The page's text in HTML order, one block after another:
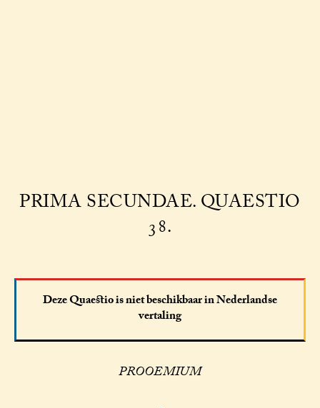
PRIMA SECUNDAE. QUAESTIO
38.
Deze Quaestio is niet beschikbaar in Nederlandse
vertaling
PROOEMIUM